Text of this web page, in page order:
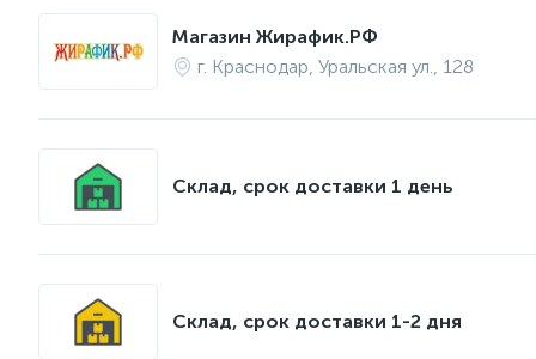
Магазин Жирафик.РФ
г. Краснодар, Уральская ул., 128
Склад, срок доставки 1 день
Склад, срок доставки 1-2 дня